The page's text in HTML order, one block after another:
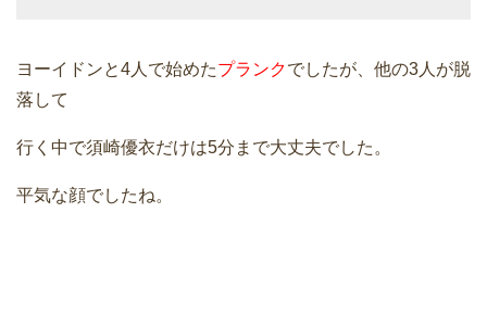
ヨーイドンと4人で始めたプランクでしたが、他の3人が脱
落して
行く中で須崎優衣だけは5分まで大丈夫でした。
平気な顔でしたね。